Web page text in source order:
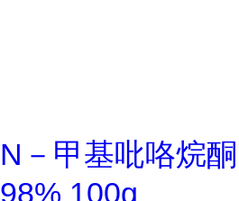
N－甲基吡咯烷
98% 100g